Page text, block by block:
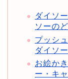
ダイソ
ソーの
プッシ
ダイソ
お絵か
ー・キ